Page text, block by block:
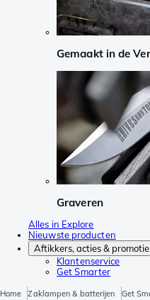
Gemaakt in de
Graveren
Alles in Explore
Nieuwste producten
Aftikkers, acties &
Klantenservice
Get Smarter
Home Zaklampen & batterijen Get